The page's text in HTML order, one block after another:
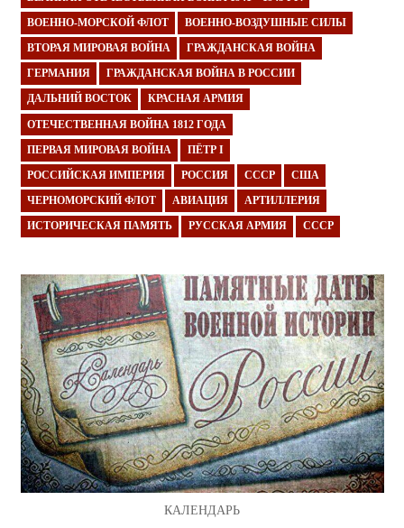
ВОЕННО-МОРСКОЙ ФЛОТ ВОЕННО-ВОЗДУШНЫЕ СИЛЫ
ВТОРАЯ МИРОВАЯ ВОЙНА ГРАЖДАНСКАЯ ВОЙНА
ГЕРМАНИЯ ГРАЖДАНСКАЯ ВОЙНА В РОССИИ
ДАЛЬНИЙ ВОСТОК КРАСНАЯ АРМИЯ
ОТЕЧЕСТВЕННАЯ ВОЙНА 1812 ГОДА
ПЕРВАЯ МИРОВАЯ ВОЙНА ПЁТР I
РОССИЙСКАЯ ИМПЕРИЯ РОССИЯ СССР США
ЧЕРНОМОРСКИЙ ФЛОТ АВИАЦИЯ АРТИЛЛЕРИЯ
ИСТОРИЧЕСКАЯ ПАМЯТЬ РУССКАЯ АРМИЯ СССР
КАЛЕНДАРЬ